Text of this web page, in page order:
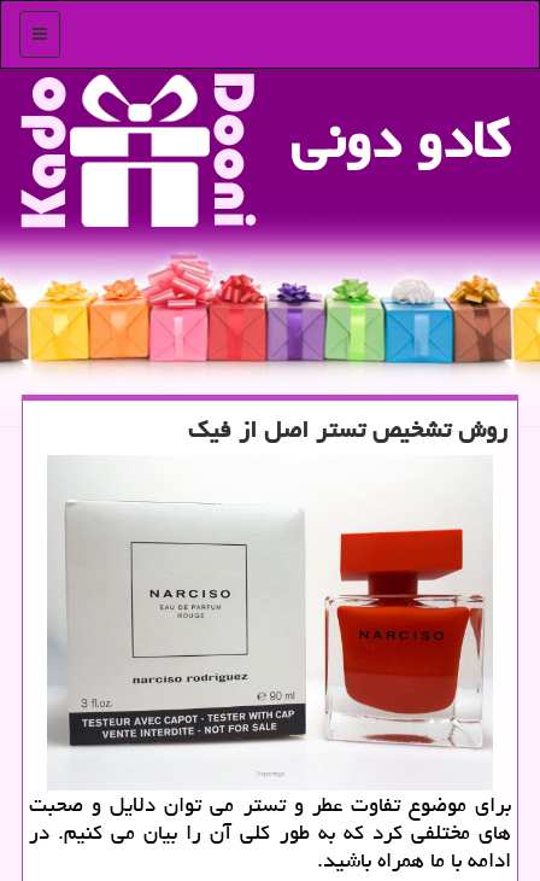
منو
كادو دونی
روش تشخیص تستر اصل از فیك
برای موضوع تفاوت عطر و تستر می توان دلایل و صحبت
های مختلفی كرد كه به طور كلی آن را بیان می كنیم. در
ادامه با ما همراه باشید.